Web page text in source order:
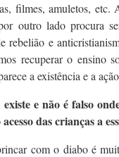
filmes, amuletos,
outro lado procura
e
recuperar o ensino
a existência e a
e não é falso
das crianças a
com o diabo é